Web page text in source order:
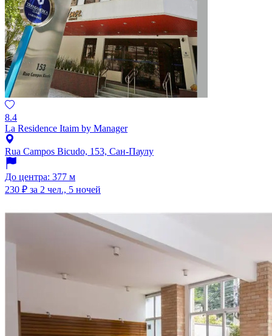
8.4
La Residence Itaim by Manager
Rua Campos Bicudo, 153, Сан-Паулу
До центра: 377 м
230 ₽ за 2 чел., 5 ночей